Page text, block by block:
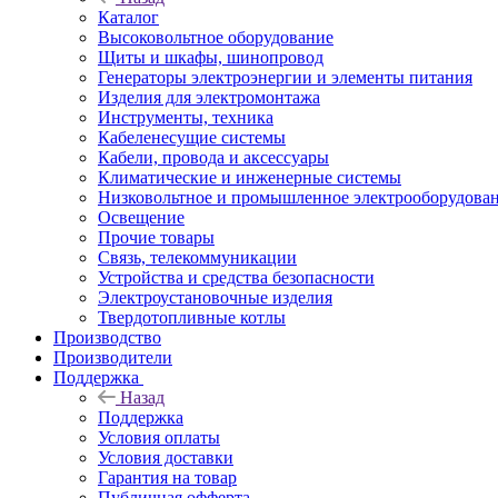
Каталог
Высоковольтное оборудование
Щиты и шкафы, шинопровод
Генераторы электроэнергии и элементы питания
Изделия для электромонтажа
Инструменты, техника
Кабеленесущие системы
Кабели, провода и аксессуары
Климатические и инженерные системы
Низковольтное и промышленное
Освещение
Прочие товары
Связь, телекоммуникации
Устройства и средства безопасности
Электроустановочные изделия
Твердотопливные котлы
Производство
Производители
Поддержка
Назад
Поддержка
Условия оплаты
Условия доставки
Гарантия на товар